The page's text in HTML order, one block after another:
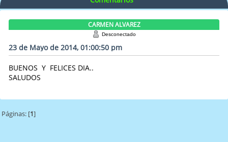
CARMEN ALVAREZ
Desconectado
23 de Mayo de 2014, 01:00:50 pm
BUENOS Y FELICES DIA..
SALUDOS
Páginas: [1]